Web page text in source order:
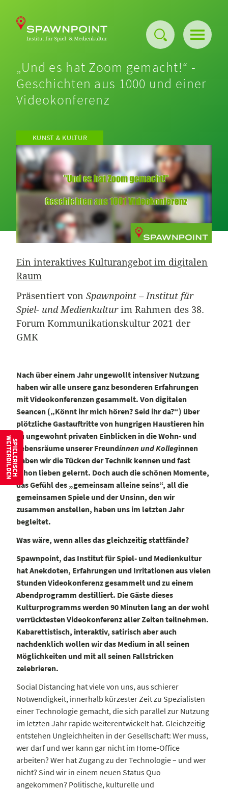
Über uns
Events
Projekte
Publikationen
Barriere-freier Maker-Space
„Und es hat Zoom gemacht!“ -
Geschichten aus 1000 und einer
Videokonferenz
KUNST & KULTUR
Ein interaktives Kulturangebot im digitalen
Raum
Präsentiert von Spawnpoint – Institut für
Spiel- und Medienkulturim Rahmen des 38.
Forum Kommunikationskultur 2021 der
GMK
Nach über einem Jahr ungewollt intensiver Nutzung
haben wir alle unsere ganz besonderen Erfahrungen
mit Videokonferenzen gesammelt. Von digitalen
Seancen („Könnt ihr mich hören? Seid ihr da?“) über
plötzliche Gastauftritte von hungrigen Haustieren hin
zu ungewohnt privaten Einblicken in die Wohn- und
Lebensräume unserer Freundinnen und Kolleginnen
haben wir die Tücken der Technik kennen und fast
schon lieben gelernt. Doch auch die schönen Momente,
das Gefühl des „gemeinsam alleine seins“, all die
gemeinsamen Spiele und der Unsinn, den wir
zusammen anstellen, haben uns im letzten Jahr
begleitet.
Was wäre, wenn alles das gleichzeitig stattfände?
Spawnpoint, das Institut für Spiel- und Medienkultur
hat Anekdoten, Erfahrungen und Irritationen aus vielen
Stunden Videokonferenz gesammelt und zu einem
Abendprogramm destilliert. Die Gäste dieses
Kulturprogramms werden 90 Minuten lang an der wohl
verrücktesten Videokonferenz aller Zeiten teilnehmen.
Kabarettistisch, interaktiv, satirisch aber auch
nachdenklich wollen wir das Medium in all seinen
Möglichkeiten und mit all seinen Fallstricken
zelebrieren.
Social Distancing hat viele von uns, aus schierer
Notwendigkeit, innerhalb kürzester Zeit zu Spezialisten
einer Technologie gemacht, die sich parallel zur Nutzung
im letzten Jahr rapide weiterentwickelt hat. Gleichzeitig
entstehen Ungleichheiten in der Gesellschaft: Wer muss,
wer darf und wer kann gar nicht im Home-Office
arbeiten? Wer hat Zugang zu der Technologie – und wer
nicht? Sind wir in einem neuen Status Quo
angekommen? Politische, kulturelle und
S
P
I
E
L
E
R
I
S
C
H
WE
I
T
E
R
B
I
L
D
E
N